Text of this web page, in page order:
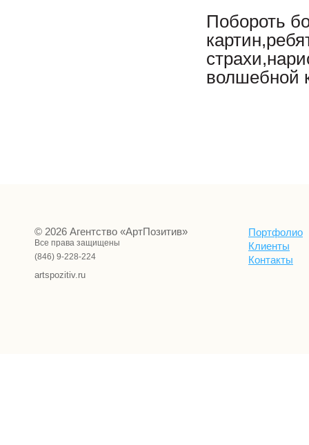
Побороть
волшебной
© 2026 Агентство «АртПозитив»
Все права защищены
(846) 9-228-224
artspozitiv.ru
Портфолио
Клиенты
Контакты